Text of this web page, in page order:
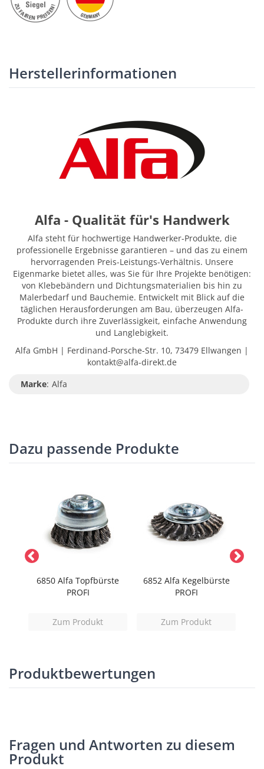
Herstellerinformationen
Alfa - Qualität für's Handwerk
Alfa steht für hochwertige Handwerker-Produkte, die
professionelle Ergebnisse garantieren – und das zu einem
hervorragenden Preis-Leistungs-Verhältnis. Unsere
Eigenmarke bietet alles, was Sie für Ihre Projekte benötigen:
von Klebebändern und Dichtungsmaterialien bis hin zu
Malerbedarf und Bauchemie. Entwickelt mit Blick auf die
täglichen Herausforderungen am Bau, überzeugen Alfa-
Produkte durch ihre Zuverlässigkeit, einfache Anwendung
und Langlebigkeit.
Alfa GmbH | Ferdinand-Porsche-Str. 10, 73479 Ellwangen |
kontakt@alfa-direkt.de
Marke: Alfa
Dazu passende Produkte
6850 Alfa Topfbürste
PROFI
Zum Produkt
6852 Alfa Kegelbürste
PROFI
Zum Produkt
Produktbewertungen
Fragen und Antworten zu diesem
Produkt